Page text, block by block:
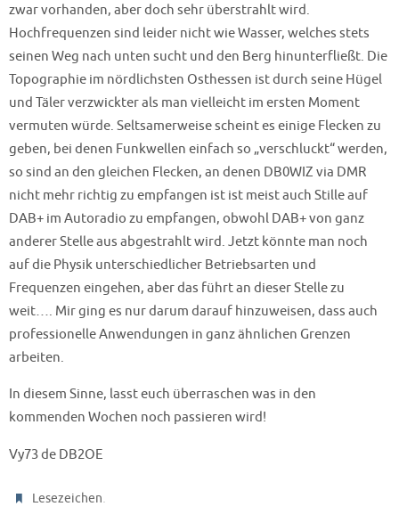
zwar vorhanden, aber doch sehr überstrahlt wird.
Hochfrequenzen sind leider nicht wie Wasser, welches stets
seinen Weg nach unten sucht und den Berg hinunterfließt. Die
Topographie im nördlichsten Osthessen ist durch seine Hügel
und Täler verzwickter als man vielleicht im ersten Moment
vermuten würde. Seltsamerweise scheint es einige Flecken zu
geben, bei denen Funkwellen einfach so „verschluckt“ werden,
so sind an den gleichen Flecken, an denen DB0WIZ via DMR
nicht mehr richtig zu empfangen ist ist meist auch Stille auf
DAB+ im Autoradio zu empfangen, obwohl DAB+ von ganz
anderer Stelle aus abgestrahlt wird. Jetzt könnte man noch
auf die Physik unterschiedlicher Betriebsarten und
Frequenzen eingehen, aber das führt an dieser Stelle zu
weit…. Mir ging es nur darum darauf hinzuweisen, dass auch
professionelle Anwendungen in ganz ähnlichen Grenzen
arbeiten.
In diesem Sinne, lasst euch überraschen was in den
kommenden Wochen noch passieren wird!
Vy73 de DB2OE
Lesezeichen.